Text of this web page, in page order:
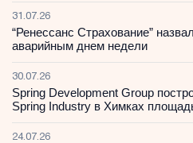
31.07.26
“Ренессанс Страхование”
аварийным днем недели
30.07.26
Spring Development Group
Spring Industry в Химках
24.07.26